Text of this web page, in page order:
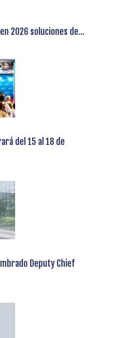
2026 soluciones de...
del 15 al 18 de
Deputy Chief